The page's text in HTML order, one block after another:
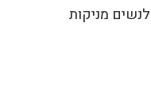
מניקות